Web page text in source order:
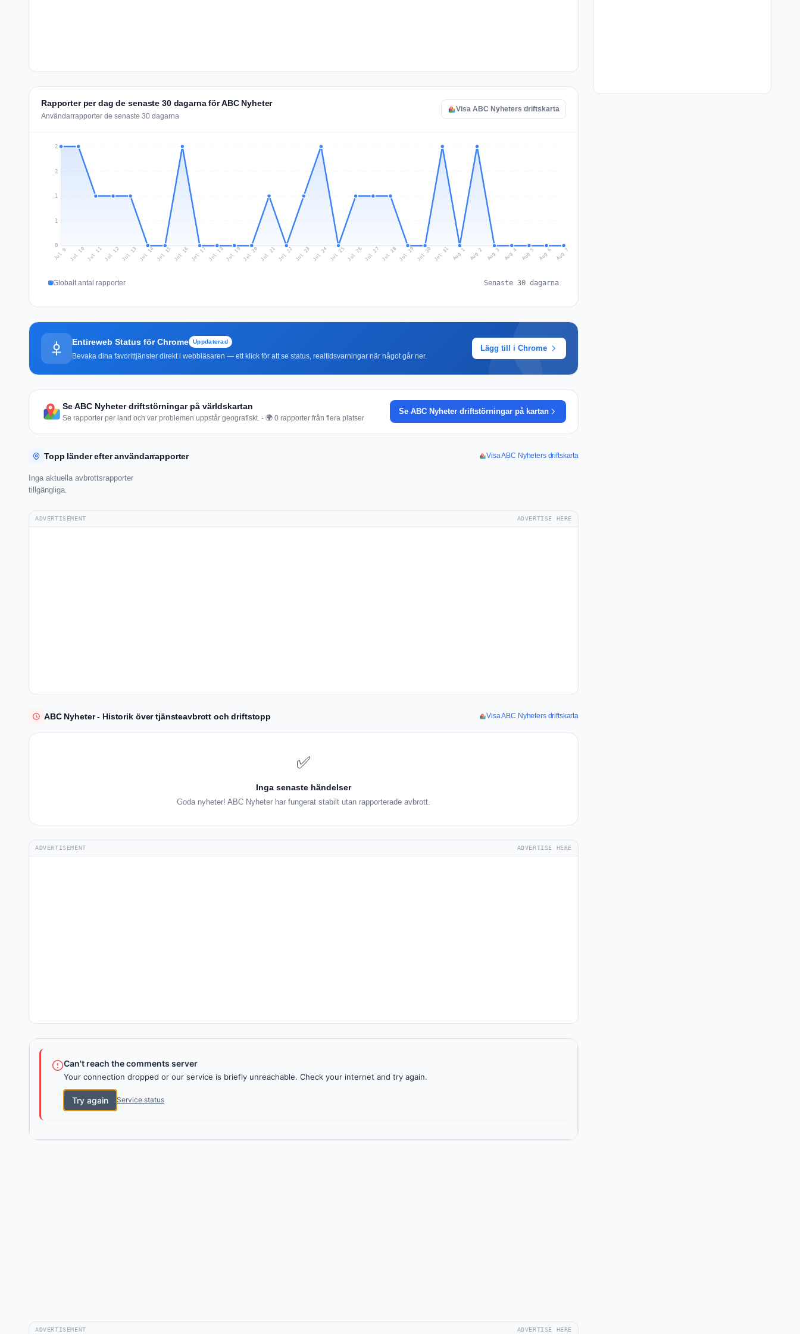
Rapporter per dag de senaste 30 dagarna för ABC Nyheter
Användarrapporter de senaste 30 dagarna
Visa ABC Nyheters driftskarta
0
1
1
2
2
Jul 9 Jul 10 Jul 11Jul 12Jul 13 Jul 14 Jul 15 Jul 16 Jul 17 Jul 18Jul 19 Jul 20 Jul 21 Jul 22 Jul 23 Jul 24 Jul 25 Jul 26Jul 27 Jul 28Jul 29 Jul 30 Jul 31 Aug 1 Aug 2 Aug 3 Aug 4 Aug 5 Aug 6 Aug 7
Globalt antal rapporter Senaste 30 dagarna
Entireweb Status för Chrome Uppdaterad
Bevaka dina favorittjänster direkt i webbläsaren — ett klick för att se status, realtidsvarningar när något går ner.
Lägg till i Chrome
Se ABC Nyheter driftstörningar på världskartan
Se rapporter per land och var problemen uppstår geografiskt. - 🌍 0 rapporter från flera platser
Se ABC Nyheter driftstörningar på kartan
Topp länder efter användarrapporter Visa ABC Nyheters driftskarta
Inga aktuella avbrottsrapporter
tillgängliga.
ADVERTISEMENT ADVERTISE HERE
ABC Nyheter - Historik över tjänsteavbrott och driftstopp Visa ABC Nyheters driftskarta
✅
Inga senaste händelser
Goda nyheter! ABC Nyheter har fungerat stabilt utan rapporterade avbrott.
ADVERTISEMENT ADVERTISE HERE
Can't reach the comments server
Your connection dropped or our service is briefly unreachable. Check your internet and try again.
Try again Service status
ADVERTISEMENT ADVERTISE HERE